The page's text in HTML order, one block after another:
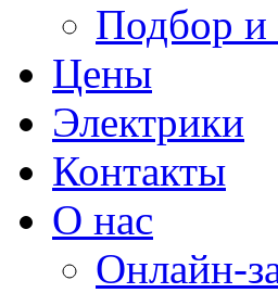
Подбор и
Цены
Электрики
Контакты
О нас
Онлайн-